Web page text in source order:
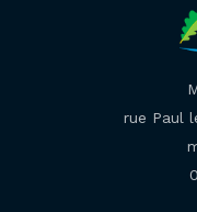
rue Paul